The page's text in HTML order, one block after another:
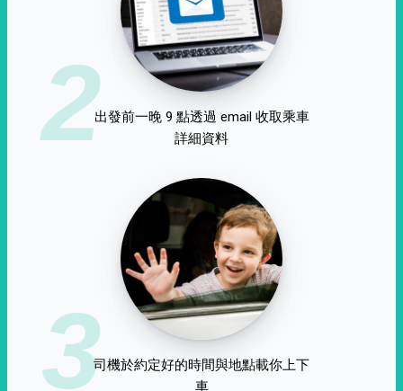
2出發前一晚 9 點透過 email 收取乘車
詳細資料
3司機於約定好的時間與地點載你上下
車